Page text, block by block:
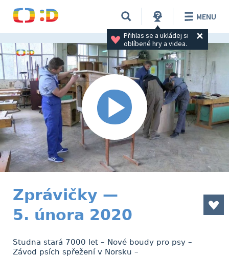
Přihlas se a ukládej si
oblíbené hry a videa.
MENU
Zprávičky —
5. února 2020
Studna stará 7000 let – Nové boudy pro psy –
Závod psích spřežení v Norsku –